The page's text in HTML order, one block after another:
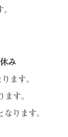
み
ます。
す。
ります。